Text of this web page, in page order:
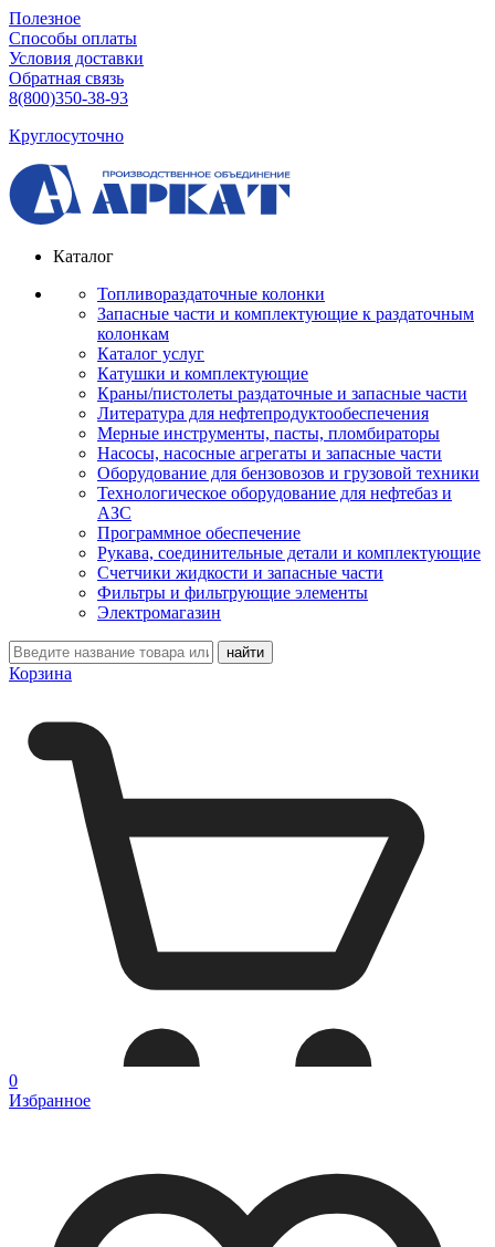
Полезное
Способы оплаты
Условия доставки
Обратная связь
8(800)350-38-93
Круглосуточно
Каталог
Топливораздаточные колонки
Запасные части и комплектующие к раздаточным
колонкам
Каталог услуг
Катушки и комплектующие
Краны/пистолеты раздаточные и запасные части
Литература для нефтепродуктообеспечения
Мерные инструменты, пасты, пломбираторы
Насосы, насосные агрегаты и запасные части
Оборудование для бензовозов и грузовой техники
Технологическое оборудование для нефтебаз и
АЗС
Программное обеспечение
Рукава, соединительные детали и комплектующие
Счетчики жидкости и запасные части
Фильтры и фильтрующие элементы
Электромагазин
Корзина
0
Избранное